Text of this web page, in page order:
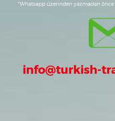
*Whatsapp üzerinden yazmadan önce
info@turkish-